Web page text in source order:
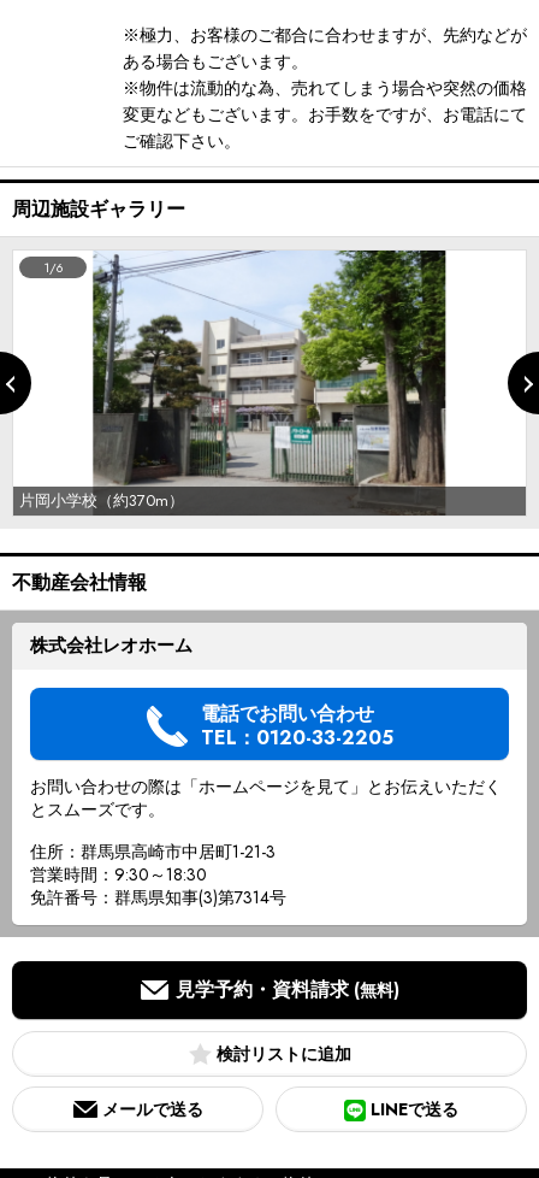
※極力、お客様のご都合に合わせますが、先約などが
ある場合もございます。
※物件は流動的な為、売れてしまう場合や突然の価格
変更などもございます。お手数をですが、お電話にて
ご確認下さい。
周辺施設ギャラリー
片岡小学校（約370m）
1/6
不動産会社情報
株式会社レオホーム
電話でお問い合わせ
TEL：0120-33-2205
お問い合わせの際は「ホームページを見て」とお伝えいただく
とスムーズです。
住所：群馬県高崎市中居町1-21-3
営業時間：9:30～18:30
免許番号：群馬県知事(3)第7314号
見学予約・資料請求 (無料)
検討リスト
メールで送る LINEで送る